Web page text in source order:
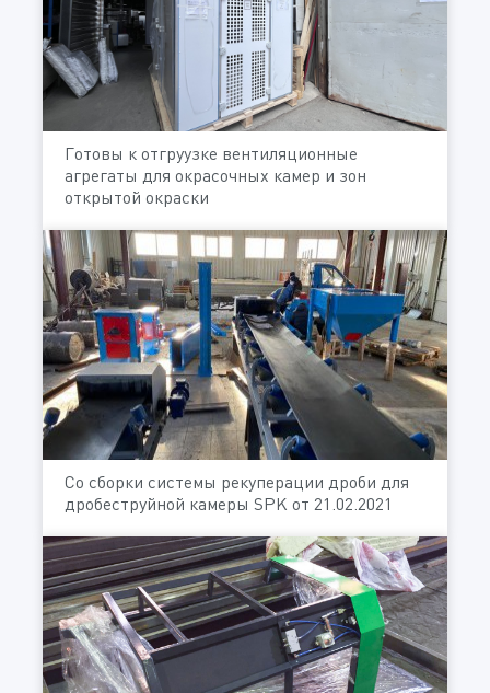
Готовы к отгруузке вентиляционные
агрегаты для окрасочных камер и зон
открытой окраски
Со сборки системы рекуперации дроби для
дробеструйной камеры SPK от 21.02.2021